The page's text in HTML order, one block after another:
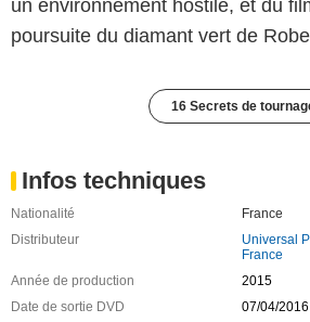
un environnement hostile, et du
poursuite du diamant vert de
16 Secrets de
Infos techniques
Nationalité
France
Distributeur
Universal
France
Année de production
2015
Date de sortie DVD
07/04/2016